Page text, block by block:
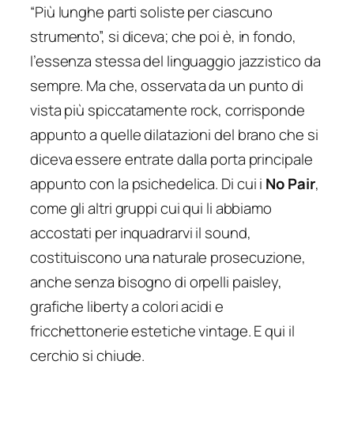
“Più lunghe parti soliste per ciascuno
strumento”, si diceva; che poi è, in fondo,
l’essenza stessa del linguaggio jazzistico da
sempre. Ma che, osservata da un punto di
vista più spiccatamente rock, corrisponde
appunto a quelle dilatazioni del brano che si
diceva essere entrate dalla porta principale
appunto con la psichedelica. Di cui i No Pair,
come gli altri gruppi cui qui li abbiamo
accostati per inquadrarvi il sound,
costituiscono una naturale prosecuzione,
anche senza bisogno di orpelli paisley,
grafiche liberty a colori acidi e
fricchettonerie estetiche vintage. E qui il
cerchio si chiude.